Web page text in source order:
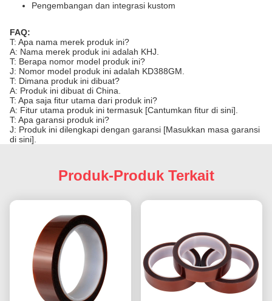
Pengembangan dan integrasi kustom
FAQ:
T: Apa nama merek produk ini?
A: Nama merek produk ini adalah KHJ.
T: Berapa nomor model produk ini?
J: Nomor model produk ini adalah KD388GM.
T: Dimana produk ini dibuat?
A: Produk ini dibuat di China.
T: Apa saja fitur utama dari produk ini?
A: Fitur utama produk ini termasuk [Cantumkan fitur di sini].
T: Apa garansi produk ini?
J: Produk ini dilengkapi dengan garansi [Masukkan masa garansi
di sini].
Produk-Produk Terkait